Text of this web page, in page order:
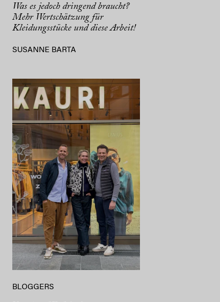
Was es jedoch dringend braucht?
Mehr Wertschätzung für
Kleidungsstücke und diese Arbeit!
SUSANNE BARTA
BLOGGERS